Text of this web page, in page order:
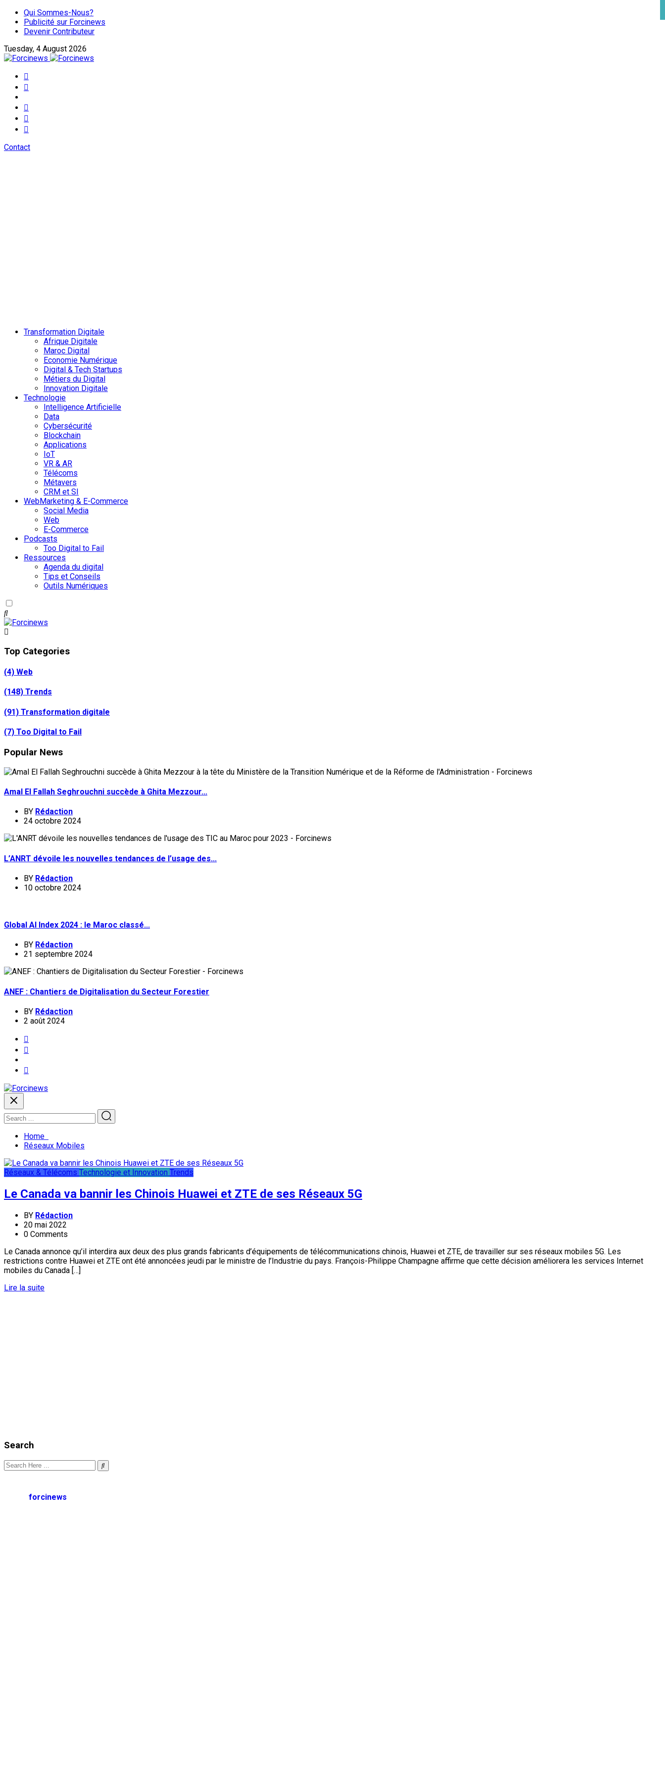
Qui Sommes-Nous?
Publicité sur Forcinews
Devenir Contributeur
Tuesday, 4 August 2026
Contact
Transformation Digitale
Afrique Digitale
Maroc Digital
Economie Numérique
Digital & Tech Startups
Métiers du Digital
Innovation Digitale
Technologie
Intelligence Artificielle
Data
Cybersécurité
Blockchain
Applications
IoT
VR & AR
Télécoms
Métavers
CRM et SI
WebMarketing & E-Commerce
Social Media
Web
E-Commerce
Podcasts
Too Digital to Fail
Ressources
Agenda du digital
Tips et Conseils
Outils Numériques
Top Categories
(4) Web
(148) Trends
(91) Transformation digitale
(7) Too Digital to Fail
Popular News
Amal El Fallah Seghrouchni succède à Ghita Mezzour...
BY Rédaction
24 octobre 2024
L’ANRT dévoile les nouvelles tendances de l’usage des...
BY Rédaction
10 octobre 2024
Global AI Index 2024 : le Maroc classé...
BY Rédaction
21 septembre 2024
ANEF : Chantiers de Digitalisation du Secteur Forestier
BY Rédaction
2 août 2024
Home
Réseaux Mobiles
Réseaux & Télécoms Technologie et Innovation Trends
Le Canada va bannir les Chinois Huawei et ZTE de ses Réseaux 5G
BY Rédaction
20 mai 2022
0 Comments
Le Canada annonce qu’il interdira aux deux des plus grands fabricants d’équipements de télécommunications chinois, Huawei et ZTE, de travailler sur ses réseaux mobiles 5G. Les
restrictions contre Huawei et ZTE ont été annoncées jeudi par le ministre de l’Industrie du pays. François-Philippe Champagne affirme que cette décision améliorera les services Internet
mobiles du Canada […]
Lire la suite
Search
forcinews